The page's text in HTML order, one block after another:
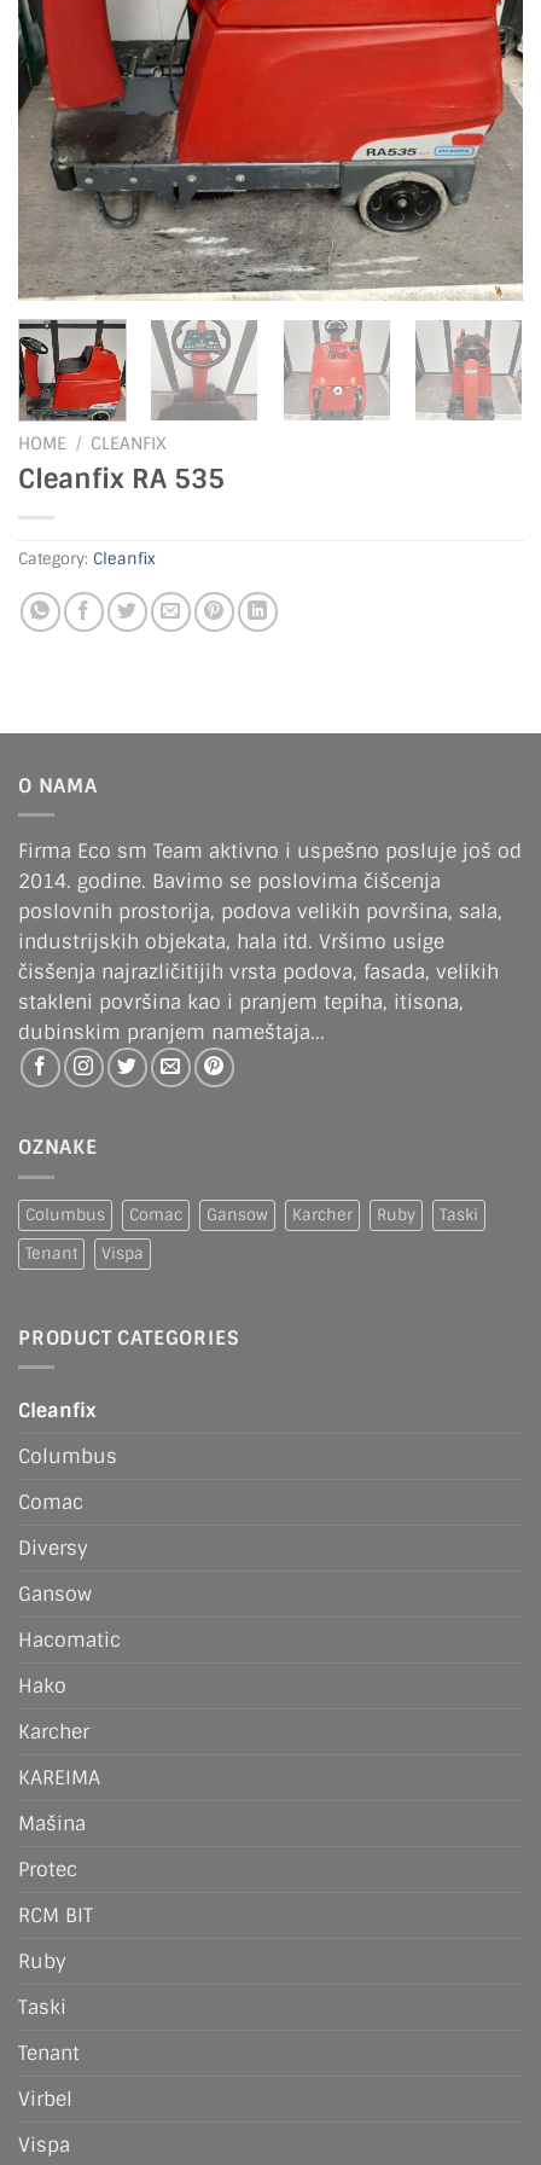
HOME / CLEANFIX
Cleanfix RA 535
Category: Cleanfix
O NAMA
Firma Eco sm Team aktivno i uspešno posluje još od
2014. godine. Bavimo se poslovima čišcenja
poslovnih prostorija, podova velikih površina, sala,
industrijskih objekata, hala itd. Vršimo usige
čisšenja najrazličitijih vrsta podova, fasada, velikih
stakleni površina kao i pranjem tepiha, itisona,
dubinskim pranjem nameštaja...
OZNAKE
Columbus Comac Gansow Karcher Ruby
Taski
Tenant
Vispa
PRODUCT CATEGORIES
Cleanfix
Columbus
Comac
Diversy
Gansow
Hacomatic
Hako
Karcher
KAREIMA
Mašina
Protec
RCM BIT
Ruby
Taski
Tenant
Virbel
Vispa